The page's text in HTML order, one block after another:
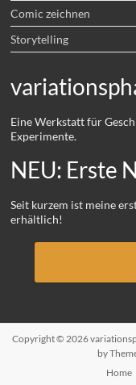
Comic zeichnen
Storytelling
Eine Werkstatt für
Experimente.
NEU: Erste
Seit kurzem ist meine
erhältlich!
Copyright © 2026
by
Home